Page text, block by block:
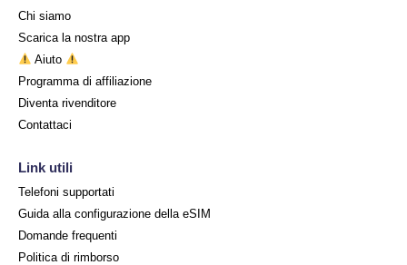
Chi siamo
Scarica la nostra app
Aiuto
Programma di affiliazione
Diventa rivenditore
Contattaci
Link utili
Telefoni supportati
Guida alla configurazione della eSIM
Domande frequenti
Politica di rimborso